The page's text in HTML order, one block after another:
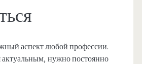
аспект любой профессии.
актуальным, нужно постоянно